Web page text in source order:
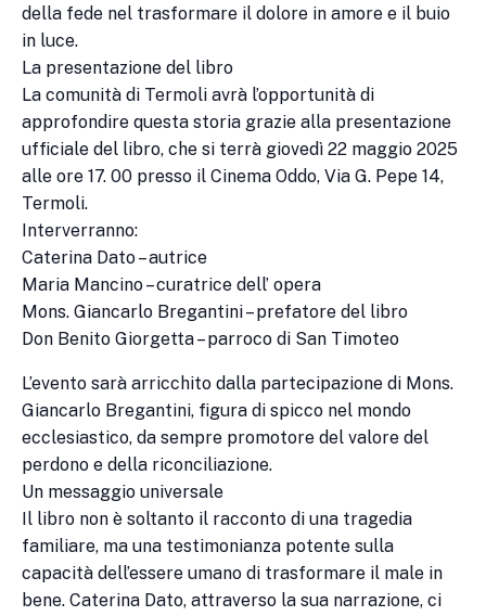
della fede nel trasformare il dolore in amore e il buio
in luce.
La presentazione del libro
La comunità di Termoli avrà l’opportunità di
approfondire questa storia grazie alla presentazione
ufficiale del libro, che si terrà giovedì 22 maggio 2025
alle ore 17. 00 presso il Cinema Oddo, Via G. Pepe 14,
Termoli.
Interverranno:
Caterina Dato – autrice
Maria Mancino – curatrice dell’ opera
Mons. Giancarlo Bregantini – prefatore del libro
Don Benito Giorgetta – parroco di San Timoteo
L’evento sarà arricchito dalla partecipazione di Mons.
Giancarlo Bregantini, figura di spicco nel mondo
ecclesiastico, da sempre promotore del valore del
perdono e della riconciliazione.
Un messaggio universale
Il libro non è soltanto il racconto di una tragedia
familiare, ma una testimonianza potente sulla
capacità dell’essere umano di trasformare il male in
bene. Caterina Dato, attraverso la sua narrazione, ci